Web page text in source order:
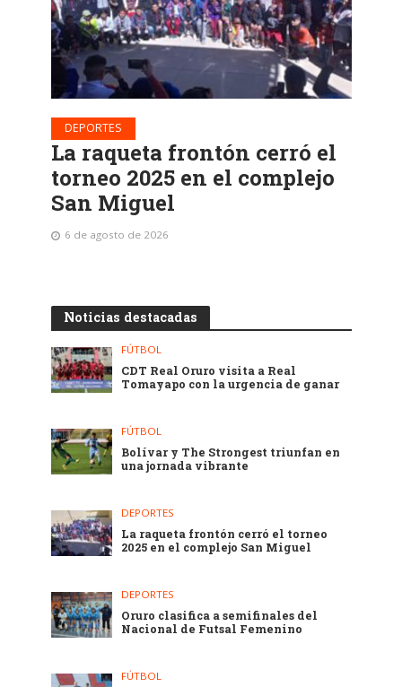
DEPORTES
La raqueta frontón cerró el
torneo 2025 en el complejo
San Miguel
6 de agosto de 2026
Noticias destacadas
FÚTBOL
CDT Real Oruro visita a Real
Tomayapo con la urgencia de ganar
FÚTBOL
Bolívar y The Strongest triunfan en
una jornada vibrante
DEPORTES
La raqueta frontón cerró el torneo
2025 en el complejo San Miguel
DEPORTES
Oruro clasifica a semifinales del
Nacional de Futsal Femenino
FÚTBOL